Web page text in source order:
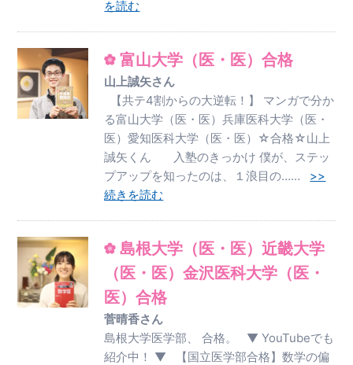
を読む
富山大学（医・医）合格
山上誠矢さん
【共テ4割からの大逆転！】 マンガで分か
る富山大学（医・医）兵庫医科大学（医・
医）愛知医科大学（医・医）☆合格☆山上
誠矢くん 入塾のきっかけ 僕が、ステッ
プアップを知ったのは、１浪目の…… >>
続きを読む
島根大学（医・医）近畿大学
（医・医）金沢医科大学（医・
医）合格
菅晴香さん
島根大学医学部、 合格。 ▼ YouTubeでも
紹介中！ ▼ 【国立医学部合格】数学の偏